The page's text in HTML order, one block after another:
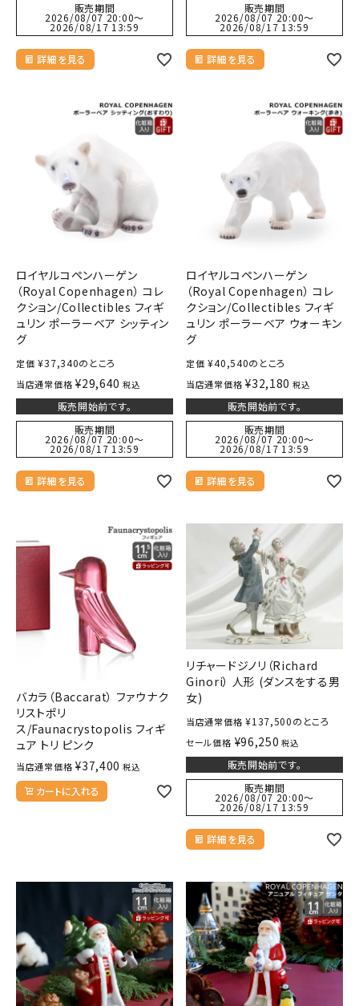
販売期間
2026/08/07 20:00〜
2026/08/17 13:59
詳細を見る
販売期間
2026/08/07 20:00〜
2026/08/17 13:59
詳細を見る
ロイヤルコペンハーゲン
（Royal Copenhagen） コレ
クション/Collectibles フィギ
ュリン ポーラーベア シッティン
グ
定価 ¥37,340のところ
当店通常価格 ¥29,640 税込
販売開始前です。
販売期間
2026/08/07 20:00〜
2026/08/17 13:59
詳細を見る
ロイヤルコペンハーゲン
（Royal Copenhagen） コレ
クション/Collectibles フィギ
ュリン ポーラーベア ウォーキン
グ
定価 ¥40,540のところ
当店通常価格 ¥32,180 税込
販売開始前です。
販売期間
2026/08/07 20:00〜
2026/08/17 13:59
詳細を見る
バカラ（Baccarat） ファウナク
リストポリ
ス/Faunacrystopolis フィギ
ュア トリ ピンク
当店通常価格 ¥37,400 税込
カートに入れる
リチャードジノリ（Richard
Ginori） 人形 (ダンスをする男
女)
当店通常価格 ¥137,500のところ
セール価格 ¥96,250 税込
販売開始前です。
販売期間
2026/08/07 20:00〜
2026/08/17 13:59
詳細を見る